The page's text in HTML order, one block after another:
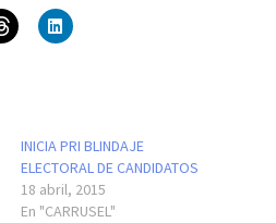
INICIA PRI BLINDAJE
ELECTORAL DE CANDIDATOS
18 abril, 2015
En "CARRUSEL"